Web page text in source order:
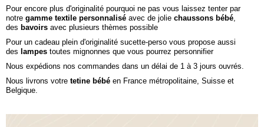
Pour encore plus d'originalité pourquoi ne pas vous laissez tenter par
notre gamme textile personnalisé avec de jolie chaussons bébé,
des bavoirs avec plusieurs thèmes possible
Pour un cadeau plein d'originalité sucette-perso vous propose aussi
des lampes toutes mignonnes que vous pourrez personnifier
Nous expédions nos commandes dans un délai de 1 à 3 jours ouvrés.
Nous livrons votre tetine bébé en France métropolitaine, Suisse et
Belgique.